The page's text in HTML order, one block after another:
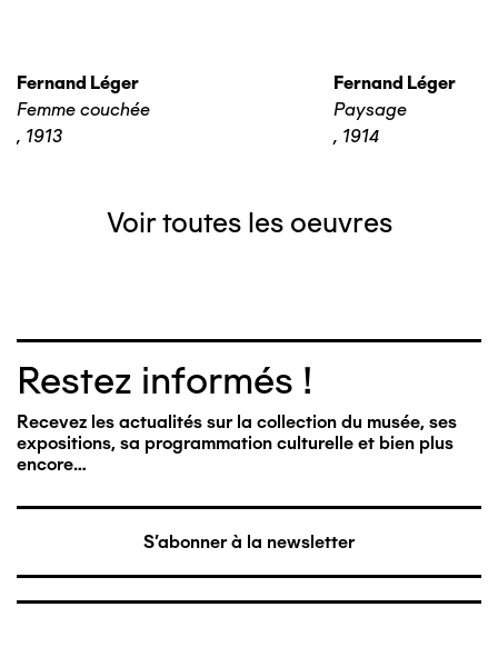
Fernand Léger
Femme couchée
, 1913
Fernand Léger
Paysage
, 1914
Voir toutes les oeuvres
Restez informés !
Recevez les actualités sur la collection du musée, ses
expositions, sa programmation culturelle et bien plus
encore…
S'abonner à la newsletter